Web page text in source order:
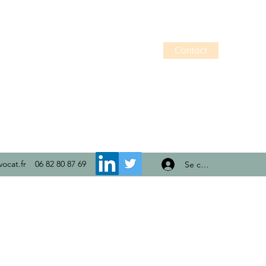
Contact
06 82 80 87 69 Se connecter